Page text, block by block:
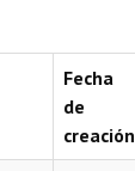
Fecha
de
creación